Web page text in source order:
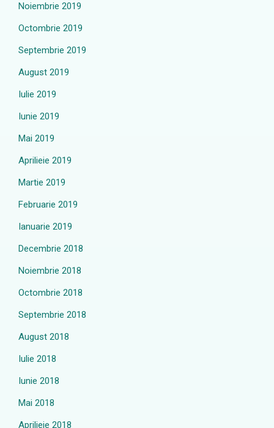
Noiembrie 2019
Octombrie 2019
Septembrie 2019
August 2019
Iulie 2019
Iunie 2019
Mai 2019
Aprilieie 2019
Martie 2019
Februarie 2019
Ianuarie 2019
Decembrie 2018
Noiembrie 2018
Octombrie 2018
Septembrie 2018
August 2018
Iulie 2018
Iunie 2018
Mai 2018
Aprilieie 2018